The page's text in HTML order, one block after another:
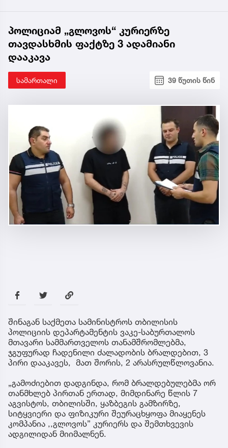
პოლიციამ „გლოვოს“ კურიერზე
თავდასხმის ფაქტზე 3 ადამიანი
დააკავა
სამართალი 39 წუთის წინ
შინაგან საქმეთა სამინისტროს თბილისის
პოლიციის დეპარტამენტის ვაკე-საბურთალოს
მთავარი სამმართველოს თანამშრომლებმა,
ჯგუფურად ჩადენილი ძალადობის ბრალდებით, 3
პირი დააკავეს, მათ შორის, 2 არასრულწლოვანია.
„გამოძიებით დადგინდა, რომ ბრალდებულებმა ორ
თანმხლებ პირთან ერთად, მიმდინარე წლის 7
აგვისტოს, თბილისში, ყაზბეგის გამზირზე,
სიტყვიერი და ფიზიკური შეურაცხყოფა მიაყენეს
კომპანია ,,გლოვოს” კურიერს და შემთხვევის
ადგილიდან მიიმალნენ.